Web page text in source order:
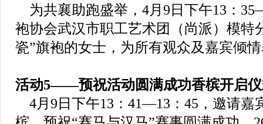
为共襄助跑盛举，4月9日下午13：
袍协会武汉市职工艺术团（尚派）模特
瓷”旗袍的女士，为所有观众及嘉宾倾
活动5——预祝活动圆满成功香槟开启
4月9日下午13：41—13：45，邀请嘉